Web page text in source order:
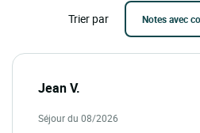
Trier par
Jean V.
Séjour du 08/2026